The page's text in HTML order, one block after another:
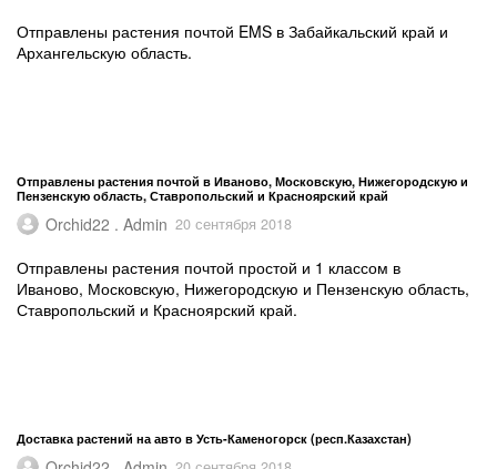
Отправлены растения почтой EMS в Забайкальский край и
Архангельскую область.
Отправлены растения почтой в Иваново, Московскую, Нижегородскую и
Пензенскую область, Ставропольский и Красноярский край
Orchid22 . Admin 20 сентября 2018
Отправлены растения почтой простой и 1 классом в
Иваново, Московскую, Нижегородскую и Пензенскую область,
Ставропольский и Красноярский край.
Доставка растений на авто в Усть-Каменогорск (респ.Казахстан)